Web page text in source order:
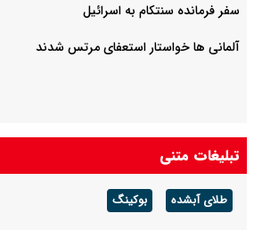
سفر فرمانده سنتکام به اسرائیل
آلمانی ها خواستار استعفای مرتس شدند
تبلیغات متنی
طلای آبشده بوکینگ